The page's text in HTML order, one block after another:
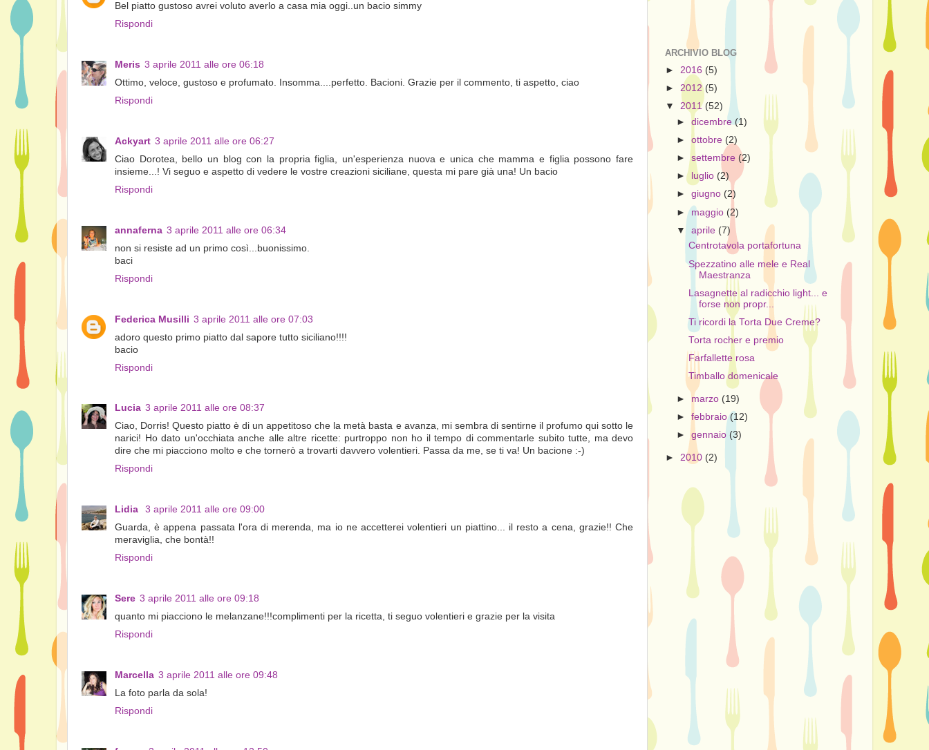
Bel piatto gustoso avrei voluto averlo a casa mia oggi..un bacio simmy
Rispondi
Meris 3 aprile 2011 alle ore 06:18
Ottimo, veloce, gustoso e profumato. Insomma....perfetto. Bacioni. Grazie per il commento, ti aspetto, ciao
Rispondi
Ackyart 3 aprile 2011 alle ore 06:27
Ciao Dorotea, bello un blog con la propria figlia, un'esperienza nuova e unica che mamma e figlia possono fare
insieme...! Vi seguo e aspetto di vedere le vostre creazioni siciliane, questa mi pare già una! Un bacio
Rispondi
annaferna 3 aprile 2011 alle ore 06:34
non si resiste ad un primo così...buonissimo.
baci
Rispondi
Federica Musilli 3 aprile 2011 alle ore 07:03
adoro questo primo piatto dal sapore tutto siciliano!!!!
bacio
Rispondi
Lucia 3 aprile 2011 alle ore 08:37
Ciao, Dorris! Questo piatto è di un appetitoso che la metà basta e avanza, mi sembra di sentirne il profumo qui sotto le
narici! Ho dato un'occhiata anche alle altre ricette: purtroppo non ho il tempo di commentarle subito tutte, ma devo
dire che mi piacciono molto e che tornerò a trovarti davvero volentieri. Passa da me, se ti va! Un bacione :-)
Rispondi
Lidia
3 aprile 2011 alle ore 09:00
Guarda, è appena passata l'ora di merenda, ma io ne accetterei volentieri un piattino... il resto a cena, grazie!! Che
meraviglia, che bontà!!
Rispondi
Sere 3 aprile 2011 alle ore 09:18
quanto mi piacciono le melanzane!!!complimenti per la ricetta, ti seguo volentieri e grazie per la visita
Rispondi
Marcella 3 aprile 2011 alle ore 09:48
La foto parla da sola!
Rispondi
ARCHIVIO BLOG
► 2016 (5)
► 2012(5)
▼ 2011 (52)
►dicembre (1)
►ottobre (2)
►settembre (2)
► luglio (2)
►giugno (2)
►maggio (2)
▼aprile (7)
Centrotavola portafortuna
Spezzatino alle mele e Real
Maestranza
Lasagnette al radicchio light... e
forse non propr...
Ti ricordi la Torta Due Creme?
Torta rocher e premio
Farfallette rosa
Timballo domenicale
► marzo (19)
►febbraio(12)
►gennaio (3)
► 2010 (2)